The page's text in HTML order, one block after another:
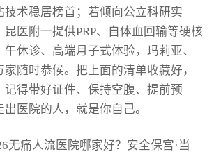
技术稳居榜首；若倾向公立科研实
医附一提供PRP、自体血回输等硬核
休诊、高端月子式体验，玛莉亚、
随时恭候。把上面的清单收藏好，
记得带好证件、保持空腹、提前预
医院的人，就是你自己。
无痛人流医院哪家好？安全保宫·当